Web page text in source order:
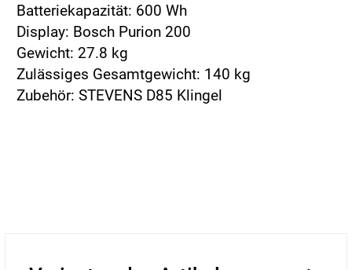
Batteriekapazität: 600 Wh
Display: Bosch Purion 200
Gewicht: 27.8 kg
Zulässiges Gesamtgewicht: 140 kg
Zubehör: STEVENS D85 Klingel